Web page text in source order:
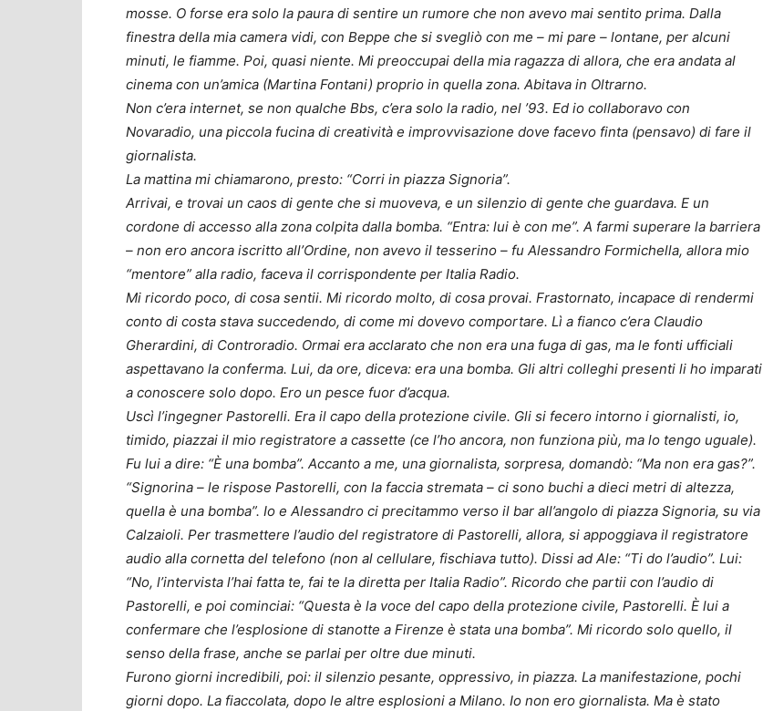
mosse. O forse era solo la paura di sentire un rumore che non avevo mai sentito prima. Dalla
finestra della mia camera vidi, con Beppe che si svegliò con me – mi pare – lontane, per alcuni
minuti, le fiamme. Poi, quasi niente. Mi preoccupai della mia ragazza di allora, che era andata al
cinema con un’amica (Martina Fontani) proprio in quella zona. Abitava in Oltrarno.
Non c’era internet, se non qualche Bbs, c’era solo la radio, nel ’93. Ed io collaboravo con
Novaradio, una piccola fucina di creatività e improvvisazione dove facevo finta (pensavo) di fare il
giornalista.
La mattina mi chiamarono, presto: “Corri in piazza Signoria”.
Arrivai, e trovai un caos di gente che si muoveva, e un silenzio di gente che guardava. E un
cordone di accesso alla zona colpita dalla bomba. “Entra: lui è con me”. A farmi superare la barriera
– non ero ancora iscritto all’Ordine, non avevo il tesserino – fu Alessandro Formichella, allora mio
“mentore” alla radio, faceva il corrispondente per Italia Radio.
Mi ricordo poco, di cosa sentii. Mi ricordo molto, di cosa provai. Frastornato, incapace di rendermi
conto di costa stava succedendo, di come mi dovevo comportare. Lì a fianco c’era Claudio
Gherardini, di Controradio. Ormai era acclarato che non era una fuga di gas, ma le fonti ufficiali
aspettavano la conferma. Lui, da ore, diceva: era una bomba. Gli altri colleghi presenti li ho imparati
a conoscere solo dopo. Ero un pesce fuor d’acqua.
Uscì l’ingegner Pastorelli. Era il capo della protezione civile. Gli si fecero intorno i giornalisti, io,
timido, piazzai il mio registratore a cassette (ce l’ho ancora, non funziona più, ma lo tengo uguale).
Fu lui a dire: “È una bomba”. Accanto a me, una giornalista, sorpresa, domandò: “Ma non era gas?”.
“Signorina – le rispose Pastorelli, con la faccia stremata – ci sono buchi a dieci metri di altezza,
quella è una bomba”. Io e Alessandro ci precitammo verso il bar all’angolo di piazza Signoria, su via
Calzaioli. Per trasmettere l’audio del registratore di Pastorelli, allora, si appoggiava il registratore
audio alla cornetta del telefono (non al cellulare, fischiava tutto). Dissi ad Ale: “Ti do l’audio”. Lui:
“No, l’intervista l’hai fatta te, fai te la diretta per Italia Radio”. Ricordo che partii con l’audio di
Pastorelli, e poi cominciai: “Questa è la voce del capo della protezione civile, Pastorelli. È lui a
confermare che l’esplosione di stanotte a Firenze è stata una bomba”. Mi ricordo solo quello, il
senso della frase, anche se parlai per oltre due minuti.
Furono giorni incredibili, poi: il silenzio pesante, oppressivo, in piazza. La manifestazione, pochi
giorni dopo. La fiaccolata, dopo le altre esplosioni a Milano. Io non ero giornalista. Ma è stato